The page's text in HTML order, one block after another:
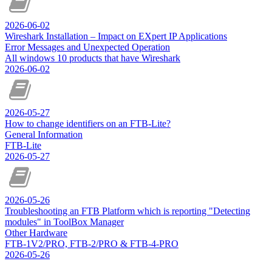
2026-06-02
Wireshark Installation – Impact on EXpert IP Applications
Error Messages and Unexpected Operation
All windows 10 products that have Wireshark
2026-06-02
2026-05-27
How to change identifiers on an FTB-Lite?
General Information
FTB-Lite
2026-05-27
2026-05-26
Troubleshooting an FTB Platform which is reporting "Detecting
modules" in ToolBox Manager
Other Hardware
FTB-1V2/PRO, FTB-2/PRO & FTB-4-PRO
2026-05-26